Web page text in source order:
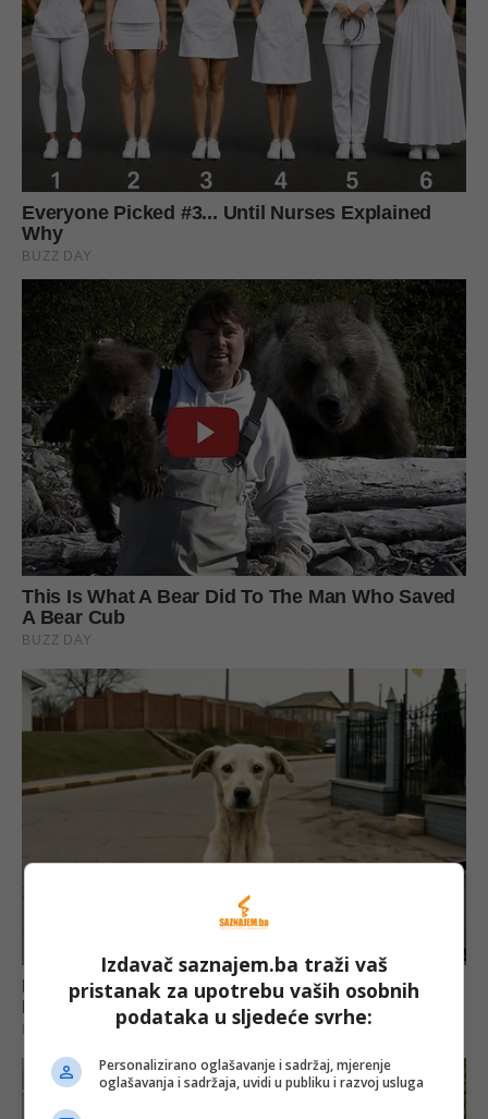
Izdavač saznajem.ba traži vaš
pristanak za upotrebu vaših osobnih
podataka u sljedeće svrhe:
Personalizirano oglašavanje i sadržaj, mjerenje
oglašavanja i sadržaja, uvidi u publiku i razvoj usluga